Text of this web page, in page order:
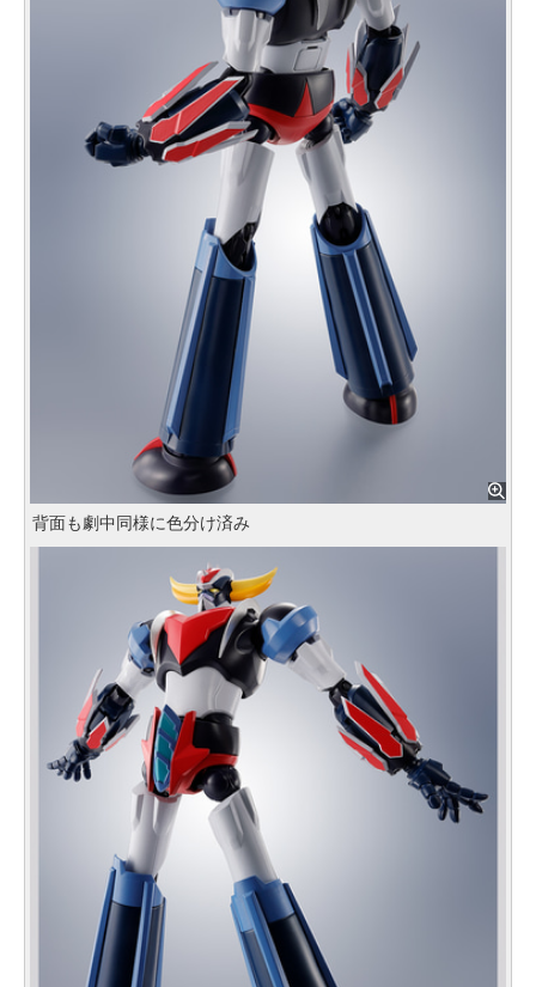
背面も劇中同様に色分け済み